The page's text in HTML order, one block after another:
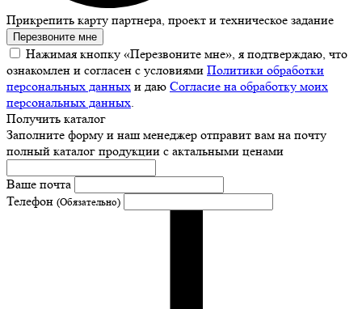
Прикрепить карту партнера, проект и техническое задание
Перезвоните мне
Нажимая кнопку «Перезвоните мне», я подтверждаю, что
ознакомлен и согласен с условиями Политики обработки
персональных данных и даю Согласие на обработку моих
персональных данных
Получить каталог
Заполните форму и наш менеджер отправит вам на почту
полный каталог продукции с актальными ценами
Ваше почта
Телефон (Обязательно)